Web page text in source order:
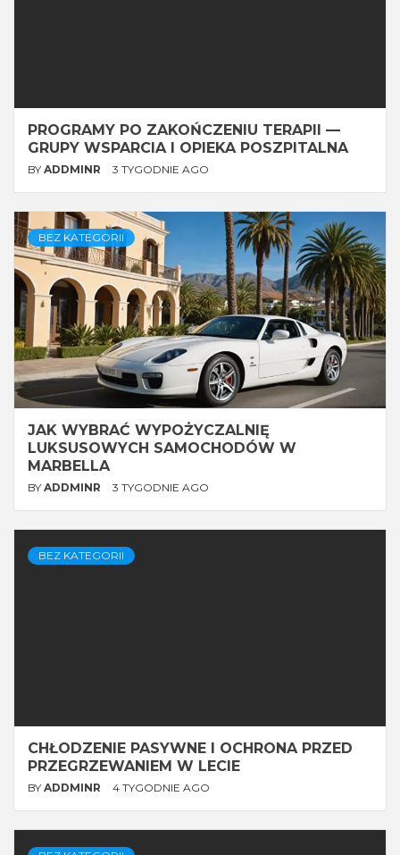
PROGRAMY PO ZAKOŃCZENIU TERAPII —
GRUPY WSPARCIA I OPIEKA POSZPITALNA
BY ADDMINR 3 TYGODNIE AGO
BEZ KATEGORII
JAK WYBRAĆ WYPOŻYCZALNIĘ
LUKSUSOWYCH SAMOCHODÓW W
MARBELLA
BY ADDMINR 3 TYGODNIE AGO
BEZ KATEGORII
CHŁODZENIE PASYWNE I OCHRONA PRZED
PRZEGRZEWANIEM W LECIE
BY ADDMINR 4 TYGODNIE AGO